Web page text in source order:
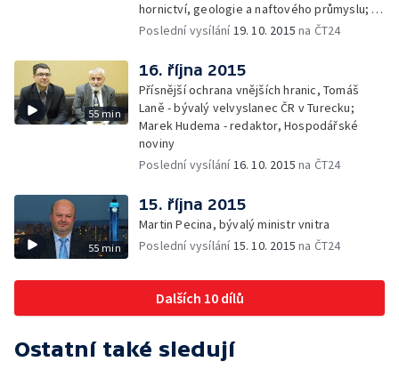
hornictví, geologie a naftového průmyslu; —
Gabriela Sáričková Benešová - mluvčí
Poslední vysílání19. 10. 2015 na ČT24
55 min
16. října 2015
Přísnější ochrana vnějších hranic, Tomáš
Laně - bývalý velvyslanec ČR v Turecku;
Marek Hudema - redaktor, Hospodářské
noviny
Poslední vysílání16. 10. 2015 na ČT24
55 min
15. října 2015
Martin Pecina, bývalý ministr vnitra
Poslední vysílání15. 10. 2015 na ČT24
Dalších 10 dílů
Ostatní také sledují